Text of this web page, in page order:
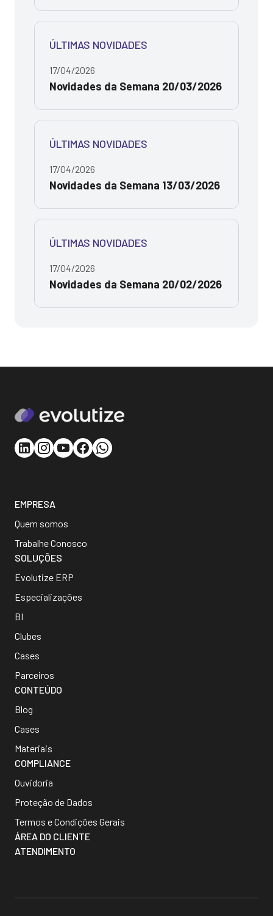
ÚLTIMAS NOVIDADES
17/04/2026
Novidades da Semana 20/03/2026
ÚLTIMAS NOVIDADES
17/04/2026
Novidades da Semana 13/03/2026
ÚLTIMAS NOVIDADES
17/04/2026
Novidades da Semana 20/02/2026
EMPRESA
Quem somos
Trabalhe Conosco
SOLUÇÕES
Evolutize ERP
Especializações
BI
Clubes
Cases
Parceiros
CONTEÚDO
Blog
Cases
Materiais
COMPLIANCE
Ouvidoria
Proteção de Dados
Termos e Condições Gerais
ÁREA DO CLIENTE
ATENDIMENTO